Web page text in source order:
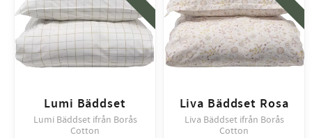
Lumi Bäddset
Lumi Bäddset ifrån Borås
Cotton
Liva Bäddset Rosa
Liva Bäddset ifrån Borås
Cotton